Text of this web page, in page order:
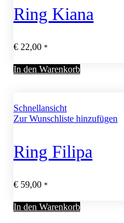
Ring Kiana
€ 22,00 *
In den Warenkorb
Schnellansicht
Zur Wunschliste hinzufügen
Ring Filipa
€ 59,00 *
In den Warenkorb